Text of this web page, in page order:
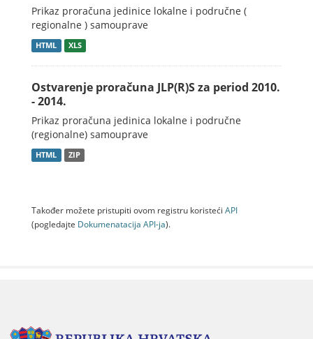
Prikaz proračuna jedinice lokalne i područne (
regionalne ) samouprave
HTML XLS
Ostvarenje proračuna JLP(R)S za period 2010.
- 2014.
Prikaz proračuna jedinica lokalne i područne
(regionalne) samouprave
HTML ZIP
Također možete pristupiti ovom registru koristeći API
(pogledajte Dokumenаtаcijа API-jа).